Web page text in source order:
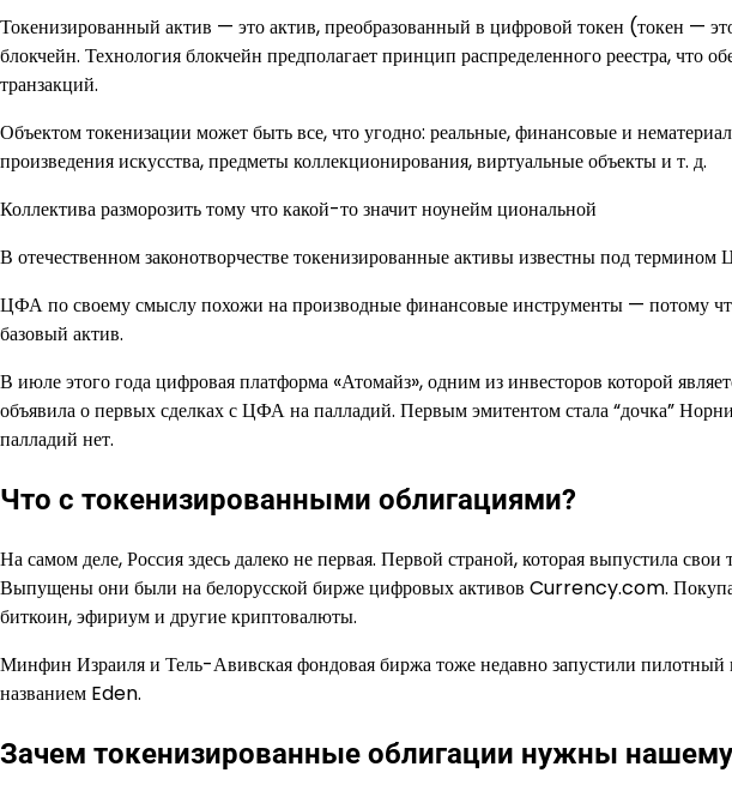
Токенизированный актив — это актив, преобразованный в цифровой токен (токен —
блокчейн. Технология блокчейн предполагает принцип распределенного реестра, что
транзакций.
Объектом токенизации может быть все, что угодно: реальные, финансовые и
произведения искусства, предметы коллекционирования, виртуальные объекты и т. д.
Коллектива разморозить тому что какой-то значит ноунейм циональной
В отечественном законотворчестве токенизированные активы известны под
ЦФА по своему смыслу похожи на производные финансовые инструменты — потому
базовый актив.
В июле этого года цифровая платформа «Атомайз», одним из инвесторов которой
объявила о первых сделках с ЦФА на палладий. Первым эмитентом стала “дочка”
палладий нет.
Что с токенизированными облигациями?
На самом деле, Россия здесь далеко не первая. Первой страной, которая выпустила
Выпущены они были на белорусской бирже цифровых активов Currency.com.
биткоин, эфириум и другие криптовалюты.
Минфин Израиля и Тель-Авивская фондовая биржа тоже недавно запустили пилотный
названием Eden.
Зачем токенизированные облигации нужны